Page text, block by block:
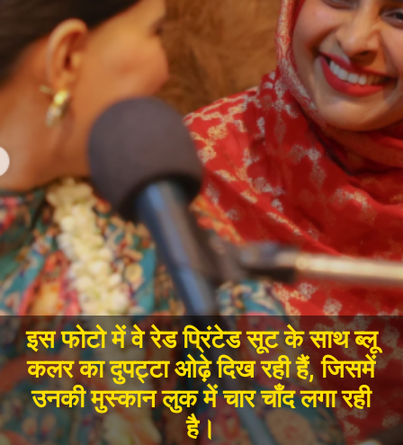
इस फोटो में वे रेड प्रिंटेड सूट के साथ ब्लू
कलर का दुपट्टा ओढ़े दिख रही हैं, जिसमें
उनकी मुस्कान लुक में चार चाँद लगा रही
है।